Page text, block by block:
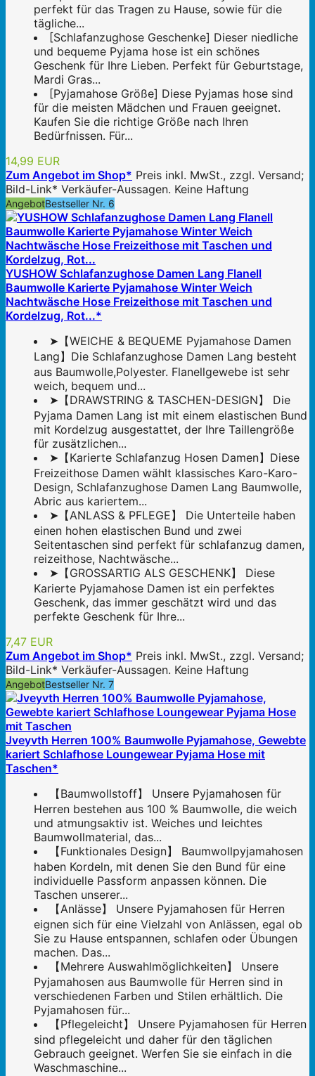
perfekt für das Tragen zu Hause, sowie für die
tägliche...
[Schlafanzughose Geschenke] Dieser niedliche
und bequeme Pyjama hose ist ein schönes
Geschenk für Ihre Lieben. Perfekt für Geburtstage,
Mardi Gras...
[Pyjamahose Größe] Diese Pyjamas hose sind
für die meisten Mädchen und Frauen geeignet.
Kaufen Sie die richtige Größe nach Ihren
Bedürfnissen. Für...
14,99 EUR
Zum Angebot im Shop* Preis inkl. MwSt., zzgl. Versand;
Bild-Link* Verkäufer-Aussagen. Keine Haftung
AngebotBestseller Nr. 6
YUSHOW Schlafanzughose Damen Lang Flanell
Baumwolle Karierte Pyjamahose Winter Weich
Nachtwäsche Hose Freizeithose mit Taschen und
Kordelzug, Rot...*
➤【WEICHE & BEQUEME Pyjamahose Damen
Lang】Die Schlafanzughose Damen Lang besteht
aus Baumwolle,Polyester. Flanellgewebe ist sehr
weich, bequem und...
➤【DRAWSTRING & TASCHEN-DESIGN】 Die
Pyjama Damen Lang ist mit einem elastischen Bund
mit Kordelzug ausgestattet, der Ihre Taillengröße
für zusätzlichen...
➤【Karierte Schlafanzug Hosen Damen】Diese
Freizeithose Damen wählt klassisches Karo-Karo-
Design, Schlafanzughose Damen Lang Baumwolle,
Abric aus kariertem...
➤【ANLASS & PFLEGE】 Die Unterteile haben
einen hohen elastischen Bund und zwei
Seitentaschen sind perfekt für schlafanzug damen,
reizeithose, Nachtwäsche...
➤【GROSSARTIG ALS GESCHENK】 Diese
Karierte Pyjamahose Damen ist ein perfektes
Geschenk, das immer geschätzt wird und das
perfekte Geschenk für Ihre...
7,47 EUR
Zum Angebot im Shop* Preis inkl. MwSt., zzgl. Versand;
Bild-Link* Verkäufer-Aussagen. Keine Haftung
AngebotBestseller Nr. 7
Jveyvth Herren 100% Baumwolle Pyjamahose, Gewebte
kariert Schlafhose Loungewear Pyjama Hose mit
Taschen*
【Baumwollstoff】 Unsere Pyjamahosen für
Herren bestehen aus 100 % Baumwolle, die weich
und atmungsaktiv ist. Weiches und leichtes
Baumwollmaterial, das...
【Funktionales Design】 Baumwollpyjamahosen
haben Kordeln, mit denen Sie den Bund für eine
individuelle Passform anpassen können. Die
Taschen unserer...
【Anlässe】 Unsere Pyjamahosen für Herren
eignen sich für eine Vielzahl von Anlässen, egal ob
Sie zu Hause entspannen, schlafen oder Übungen
machen. Das...
【Mehrere Auswahlmöglichkeiten】 Unsere
Pyjamahosen aus Baumwolle für Herren sind in
verschiedenen Farben und Stilen erhältlich. Die
Pyjamahosen für...
【Pflegeleicht】 Unsere Pyjamahosen für Herren
sind pflegeleicht und daher für den täglichen
Gebrauch geeignet. Werfen Sie sie einfach in die
Waschmaschine...